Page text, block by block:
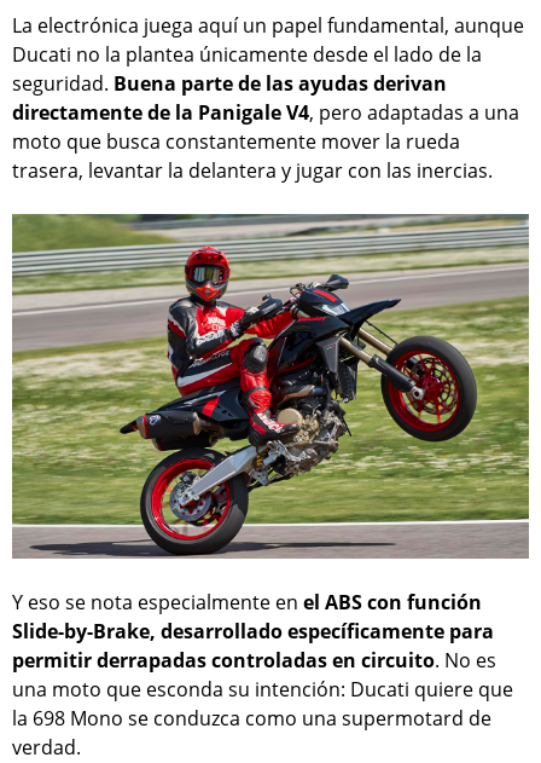
La electrónica juega aquí un papel fundamental, aunque
Ducati no la plantea únicamente desde el lado de la
seguridad. Buena parte de las ayudas derivan
directamente de la Panigale V4, pero adaptadas a una
moto que busca constantemente mover la rueda
trasera, levantar la delantera y jugar con las inercias.
Y eso se nota especialmente en el ABS con función
Slide-by-Brake, desarrollado específicamente para
permitir derrapadas controladas en circuito. No es
una moto que esconda su intención: Ducati quiere que
la 698 Mono se conduzca como una supermotard de
verdad.